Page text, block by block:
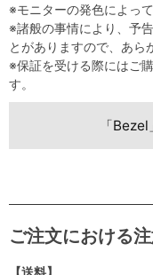
※モニターの発色によっ
※諸般の事情により、予
とがありますので、あら
※保証を受ける際にはご
す。
「
ご注文における